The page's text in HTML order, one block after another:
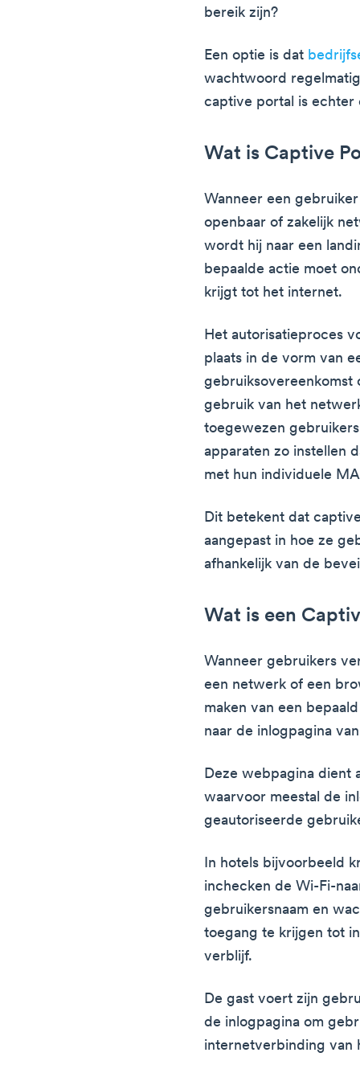
bereik zijn?
Een optie is dat
wachtwoord
captive portal is echter
Wat is Captive
Wanneer een
openbaar of zakelijk
wordt hij naar een
bepaalde actie moet
krijgt tot het internet.
Het autorisatieproces
plaats in de vorm van
gebruiksovereenkomst
gebruik van het
toegewezen
apparaten zo instellen
met hun individuele
Dit betekent dat
aangepast in hoe ze
afhankelijk van de
Wat is een
Wanneer gebruikers
een netwerk of een
maken van een
naar de inlogpagina
Deze webpagina dient
waarvoor meestal de
geautoriseerde
In hotels bijvoorbeeld
inchecken de Wi-Fi-
gebruikersnaam en
toegang te krijgen tot
verblijf.
De gast voert zijn
de inlogpagina om
internetverbinding van